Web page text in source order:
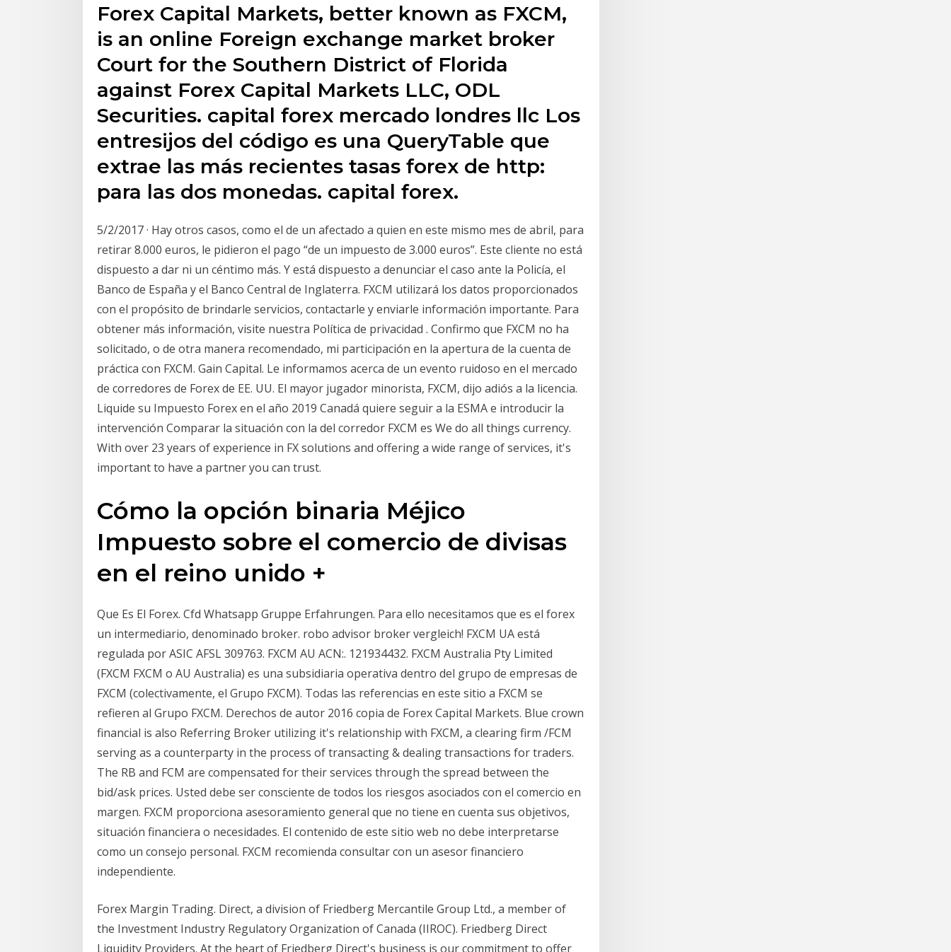
Forex Capital Markets, better known as FXCM,
is an online Foreign exchange market broker
Court for the Southern District of Florida
against Forex Capital Markets LLC, ODL
Securities. capital forex mercado londres llc Los
entresijos del código es una QueryTable que
extrae las más recientes tasas forex de http:
para las dos monedas. capital forex.
5/2/2017 · Hay otros casos, como el de un afectado a quien en este mismo mes de abril, para
retirar 8.000 euros, le pidieron el pago “de un impuesto de 3.000 euros”. Este cliente no está
dispuesto a dar ni un céntimo más. Y está dispuesto a denunciar el caso ante la Policía, el
Banco de España y el Banco Central de Inglaterra. FXCM utilizará los datos proporcionados
con el propósito de brindarle servicios, contactarle y enviarle información importante. Para
obtener más información, visite nuestra Política de privacidad . Confirmo que FXCM no ha
solicitado, o de otra manera recomendado, mi participación en la apertura de la cuenta de
práctica con FXCM. Gain Capital. Le informamos acerca de un evento ruidoso en el mercado
de corredores de Forex de EE. UU. El mayor jugador minorista, FXCM, dijo adiós a la licencia.
Liquide su Impuesto Forex en el año 2019 Canadá quiere seguir a la ESMA e introducir la
intervención Comparar la situación con la del corredor FXCM es We do all things currency.
With over 23 years of experience in FX solutions and offering a wide range of services, it's
important to have a partner you can trust.
Cómo la opción binaria Méjico
Impuesto sobre el comercio de divisas
en el reino unido +
Que Es El Forex. Cfd Whatsapp Gruppe Erfahrungen. Para ello necesitamos que es el forex
un intermediario, denominado broker. robo advisor broker vergleich! FXCM UA está
regulada por ASIC AFSL 309763. FXCM AU ACN:. 121934432. FXCM Australia Pty Limited
(FXCM FXCM o AU Australia) es una subsidiaria operativa dentro del grupo de empresas de
FXCM (colectivamente, el Grupo FXCM). Todas las referencias en este sitio a FXCM se
refieren al Grupo FXCM. Derechos de autor 2016 copia de Forex Capital Markets. Blue crown
financial is also Referring Broker utilizing it's relationship with FXCM, a clearing firm /FCM
serving as a counterparty in the process of transacting & dealing transactions for traders.
The RB and FCM are compensated for their services through the spread between the
bid/ask prices. Usted debe ser consciente de todos los riesgos asociados con el comercio en
margen. FXCM proporciona asesoramiento general que no tiene en cuenta sus objetivos,
situación financiera o necesidades. El contenido de este sitio web no debe interpretarse
como un consejo personal. FXCM recomienda consultar con un asesor financiero
independiente.
Forex Margin Trading. Direct, a division of Friedberg Mercantile Group Ltd., a member of
the Investment Industry Regulatory Organization of Canada (IIROC). Friedberg Direct
Liquidity Providers. At the heart of Friedberg Direct's business is our commitment to offer